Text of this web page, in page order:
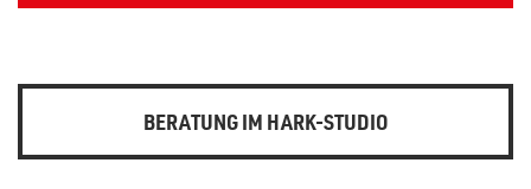
BERATUNG IM HARK-STUDIO